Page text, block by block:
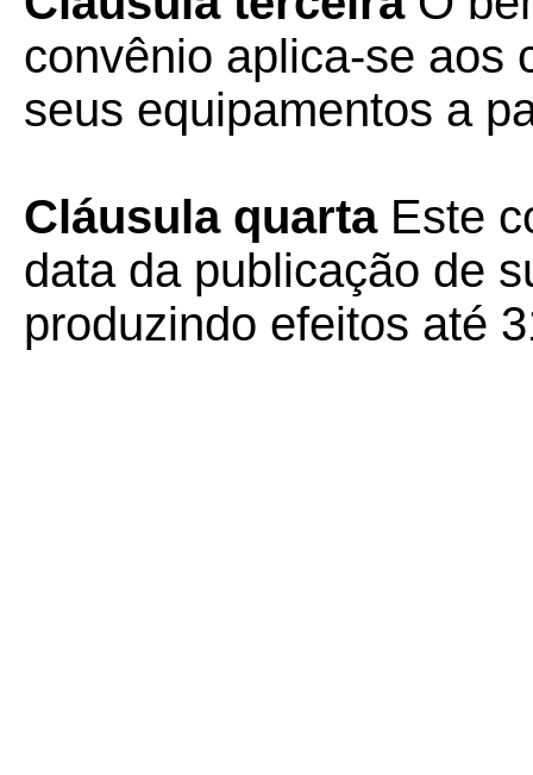
convênio aplica-se aos
seus equipamentos a
Cláusula quartaEste
data da publicação de
produzindo efeitos até